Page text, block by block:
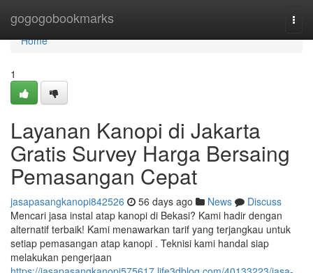
gogogobookmarks
Home
Home
1
Layanan Kanopi di Jakarta
Gratis Survey Harga Bersaing
Pemasangan Cepat
jasapasangkanopi842526 56 days ago News
Discuss
Mencari jasa instal atap kanopi di Bekasi? Kami hadir dengan
alternatif terbaik! Kami menawarkan tarif yang terjangkau untuk
setiap pemasangan atap kanopi . Teknisi kami handal siap
melakukan pengerjaan